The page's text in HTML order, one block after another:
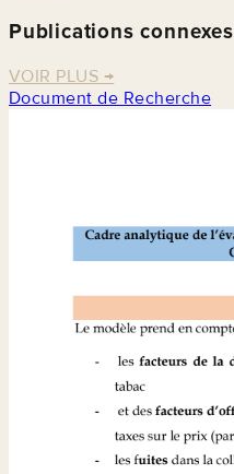
Publications connexes
VOIR PLUS →
Document de Recherche